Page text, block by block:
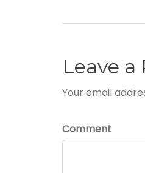
Leave a
Your email
Comment